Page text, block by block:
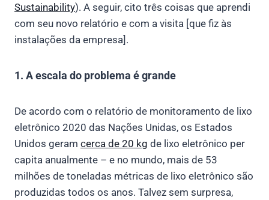
Sustainability). A seguir, cito três coisas que aprendi
com seu novo relatório e com a visita [que fiz às
instalações da empresa].
1. A escala do problema é grande
De acordo com o relatório de monitoramento de lixo
eletrônico 2020 das Nações Unidas, os Estados
Unidos geram cerca de 20 kg de lixo eletrônico per
capita anualmente – e no mundo, mais de 53
milhões de toneladas métricas de lixo eletrônico são
produzidas todos os anos. Talvez sem surpresa,